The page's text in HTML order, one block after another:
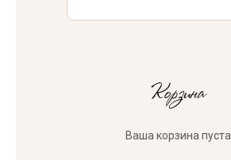
Корзина
Ваша корзина пуста